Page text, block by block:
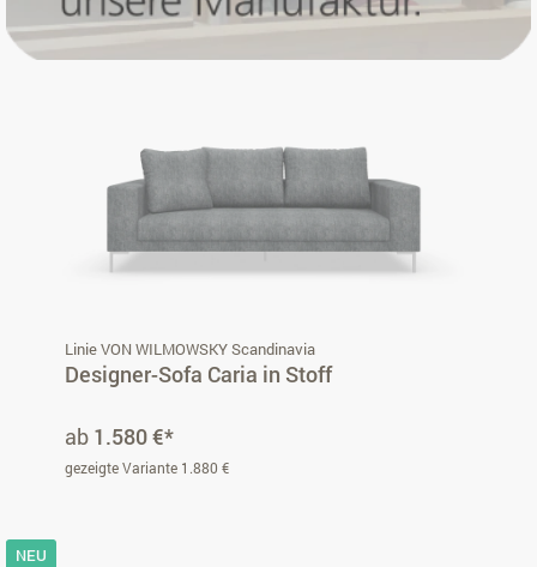
Linie VON WILMOWSKY Scandinavia
Designer-Sofa Caria in Stoff
ab 1.580 €*
gezeigte Variante 1.880 €
NEU